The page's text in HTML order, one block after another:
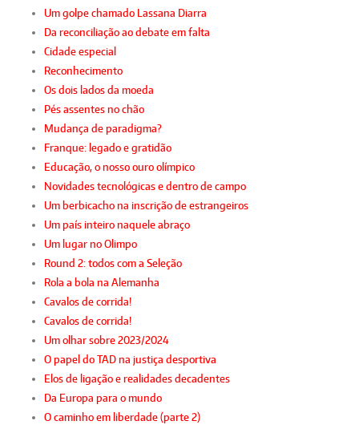
Um golpe chamado Lassana Diarra
Da reconciliação ao debate em falta
Cidade especial
Reconhecimento
Os dois lados da moeda
Pés assentes no chão
Mudança de paradigma?
Franque: legado e gratidão
Educação, o nosso ouro olímpico
Novidades tecnológicas e dentro de campo
Um berbicacho na inscrição de estrangeiros
Um país inteiro naquele abraço
Um lugar no Olimpo
Round 2: todos com a Seleção
Rola a bola na Alemanha
Cavalos de corrida!
Cavalos de corrida!
Um olhar sobre 2023/2024
O papel do TAD na justiça desportiva
Elos de ligação e realidades decadentes
Da Europa para o mundo
O caminho em liberdade (parte 2)